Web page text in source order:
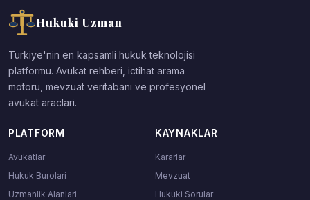
Hukuki Uzman
Turkiye'nin en kapsamli hukuk teknolojisi
platformu. Avukat rehberi, ictihat arama
motoru, mevzuat veritabani ve profesyonel
avukat araclari.
PLATFORM
Avukatlar
Hukuk Burolari
Uzmanlik Alanlari
KAYNAKLAR
Kararlar
Mevzuat
Hukuki Sorular